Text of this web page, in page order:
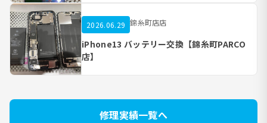
2026.06.29 錦糸町店店
iPhone13 バッテリー交換【錦糸町PARCO
店】
修理実績一覧へ